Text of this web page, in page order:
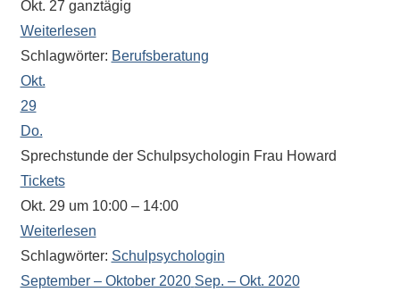
Okt. 27 ganztägig
Weiterlesen
Schlagwörter: Berufsberatung
Okt.
29
Do.
Sprechstunde der Schulpsychologin Frau Howard
Tickets
Okt. 29 um 10:00 – 14:00
Weiterlesen
Schlagwörter: Schulpsychologin
September – Oktober 2020 Sep. – Okt. 2020